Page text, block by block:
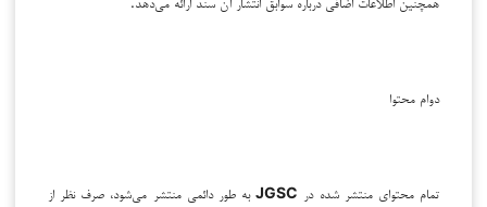
دوام محتوا
تمام محتوای منتشر شده در JGSCبه طور دائمی منتشر می‌شود، صرف نظر از